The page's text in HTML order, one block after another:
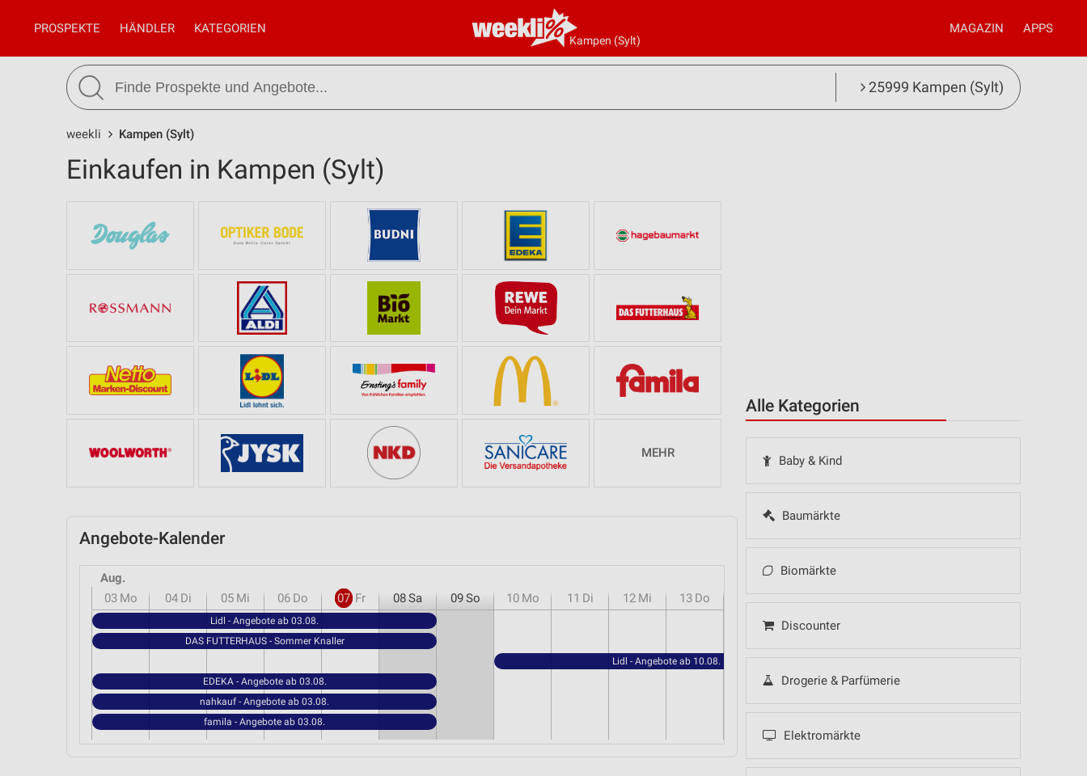
Kampen (Sylt)
PROSPEKTE HÄNDLER KATEGORIEN MAGAZIN APPS
25999 Kampen (Sylt)
weekli Kampen (Sylt)
Alle Kategorien
Baby & Kind
Baumärkte
Biomärkte
Discounter
Drogerie & Parfümerie
Elektromärkte
Einkaufen in Kampen (Sylt)
MEHR
Angebote-Kalender
Aug.
03 Mo 04 Di 05 Mi 06 Do 07 Fr 08Sa 09So 10 Mo 11 Di 12 Mi 13 Do
Lidl - Angebote ab 03.08.
DAS FUTTERHAUS - Sommer Knaller
Lidl - Angebote ab 10.08.
EDEKA - Angebote ab 03.08.
nahkauf - Angebote ab 03.08.
famila - Angebote ab 03.08.